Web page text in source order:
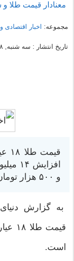
معنادار قیمت طلا
مجموعه: اخبار اقتصادی
تاریخ انتشار : سه شنبه, ۰۸ اردیبهشت ۱۴۰۵ ۲۰:۰۸
و ۵۰۰ هزار تومان رسید.
به گزارش
است.